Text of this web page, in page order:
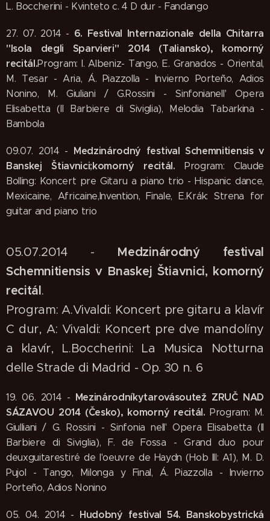
L. Boccherini - Kvinteto c. 4 D dur - Fandango
27. 07. 2014 - 6. Festival Internazionale della Chitarra
"Isola degli Sparvieri" 2014 (Taliansko), komorný
recitál.Program: I. Albeniz- Tango, E. Granados - Oriental,
M. Tesar - Aria, Á. Piazzolla - Invierno Porteño, Adios
Nonino, M. Giuliani / G.Rossini - Sinfonianell' Opera
Elisabetta (Il Barbiere di Siviglia), Melodia Tabarkina -
Bambola
09.07. 2014 - Medzinárodný festival Schemnitiensis v
Banskej Štiavnici;komorný recitál.Program: Claude
Bolling: Koncert pre Gitaru a piano trio - Hispanic dance,
Mexicaine, Africaine,Invention, Finale, E.Krák: Strena for
guitar and piano trio
05.07.2014 - Medzinárodný festival
Schemnitiensis v Bnaskej Štiavnici, komorný
recitál.
Program: A.Vivaldi: Koncert pre gitaru a klavír
C dur, A: Vivaldi: Koncert pre dve mandolíny
a klavír, L.Boccherini: La Musica Notturna
delle Strade di Madrid - Op. 30 n. 6
19. 06. 2014 - Mezinárodníkytarovásoutež ZRUČ NAD
SÁZAVOU 2014 (Česko), komorný recitál.Program: M.
Giulliani / G. Rossini - Sinfonia nell' Opera Elisabetta (Il
Barbiere di Siviglia), F. de Fossa - Grand duo pour
deuxguitarestiré de l'oeuvre de Haydn (Hob III: A1), M. D.
Pujol - Tango, Milonga y Final, Á. Piazzolla - Invierno
Porteño, Adios Nonino
05. 04. 2014 - Hudobný festival 54. Banskobystrická